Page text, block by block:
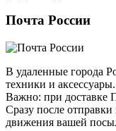
Почта России
В удаленные города
техники и аксессуары.
Важно: при доставке
Сразу после
движения вашей